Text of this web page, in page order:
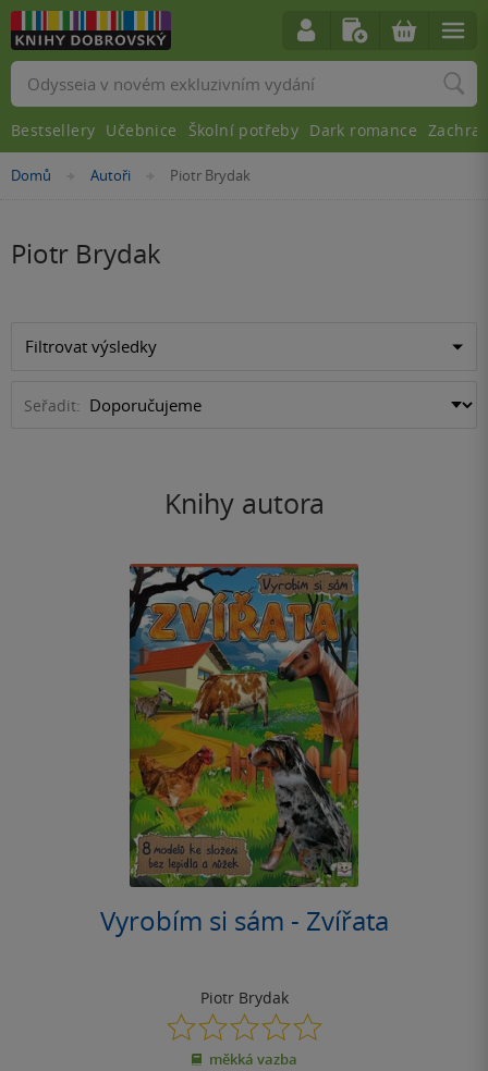
Nacházíte
Domů »Autoři »Piotr Brydak
Piotr Brydak
Filtrovat výsledky
Seřadit:
Knihy autora
Vyrobím si sám - Zvířata
Piotr Brydak
0.0
z
5
měkká vazba
Vyhledávání
Bestsellery Učebnice Školní potřeby Dark romance